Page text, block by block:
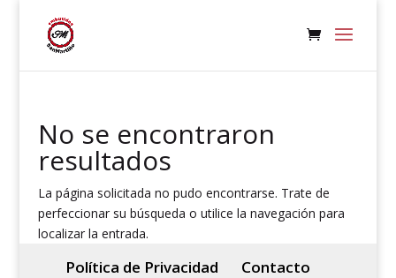
No se encontraron
resultados
La página solicitada no pudo encontrarse. Trate de
perfeccionar su búsqueda o utilice la navegación para
localizar la entrada.
Política de Privacidad Contacto